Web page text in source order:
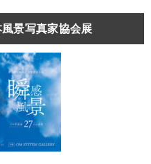
風景写真家協会展